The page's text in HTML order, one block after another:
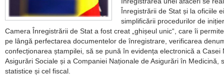
Înregistrării de Stat și la oficiile
simplificării procedurilor de
Camera Înregistrării de Stat a fost creat ghișeul unic , care îi
pe lângă perfectarea documentelor de înregistrare, verificarea
confecționarea ștampilei, să se pună în evidența electronică a Casei
Asigurări Sociale și a Companiei Naționale de Asigurări în Medicină,
statistice și cel fiscal.